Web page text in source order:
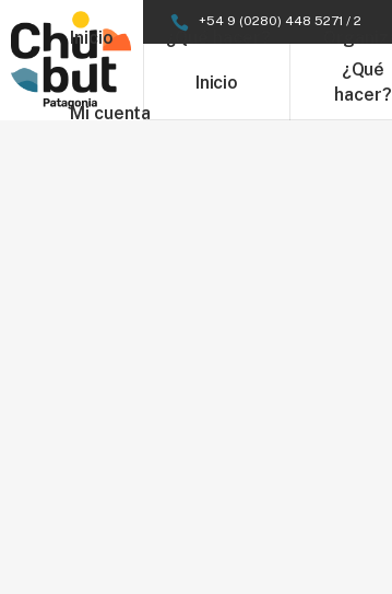
+54 9 (0280) 448 5271 / 2
Inicio
¿Qué
hacer?
Inicio ¿Qué hacer?
Mi cuenta